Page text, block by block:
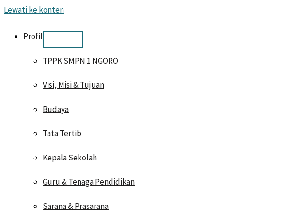
Lewati ke konten
Profil
TPPK SMPN 1 NGORO
Visi, Misi & Tujuan
Budaya
Tata Tertib
Kepala Sekolah
Guru & Tenaga Pendidikan
Sarana & Prasarana